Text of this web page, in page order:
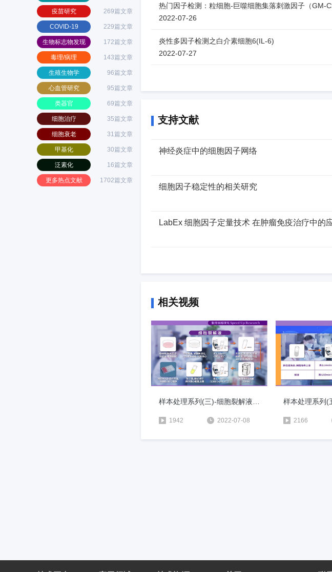
疫苗研究 269篇文章
COVID-19 229篇文章
生物标志物发现 172篇文章
毒理/病理 143篇文章
生殖生物学 96篇文章
心血管研究 95篇文章
类器官 69篇文章
细胞治疗 35篇文章
细胞衰老 31篇文章
甲基化 30篇文章
泛素化 16篇文章
更多热点文献 1702篇文章
热门因子检测：粒细胞-巨噬细胞集落刺激因子（GM-
2022-07-26
炎性多因子检测之白介素细胞6(IL-6)
2022-07-27
支持文献
神经炎症中的细胞因子网络
细胞因子稳定性的相关研究
LabEx 细胞因子定量技术 在肿瘤免疫治疗中的
相关视频
1942 2022-07-08 2166